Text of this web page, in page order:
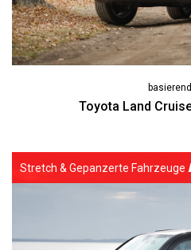
Toyota Land
Stretch & Gepanzerte Fahrzeuge